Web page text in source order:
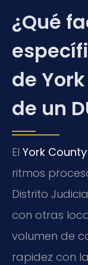
¿Qué
de
de un
El York
ritmos
Distrito
con otras
volumen de
rapidez con